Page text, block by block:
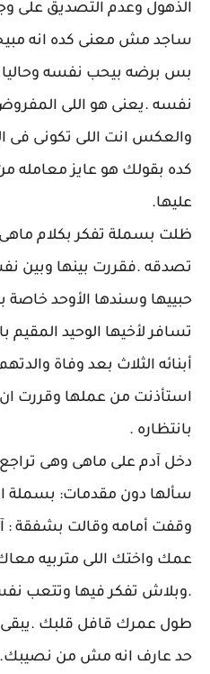
الذهول وعدم التصديق على
ساجد مش معنى كده انه
بس برضه بيحب نفسه وحاليا
نفسه .يعنى هو اللى
والعكس انت اللى تكونى فى
كده بقولك هو عايز معامله
عليها.
ظلت بسملة تفكر بكلام
تصدقه .فقررت بينها وبين
حبييها وسندها الأوحد خاصة
تسافر لأخيها الوحيد المقيم
أبنائه الثلاث بعد وفاة
استأذنت من عملها وقررت ان
بانتظاره .
دخل آدم على ماهى وهى تراجع
سألها دون مقدمات: بسملة
وقفت أمامه وقالت بشفقة :
عمك واختك اللى متربيه
.وبلاش تفكر فيها وتتعب
طول عمرك قافل قلبك .يبقى
حد عارف انه مش من نصيبك.